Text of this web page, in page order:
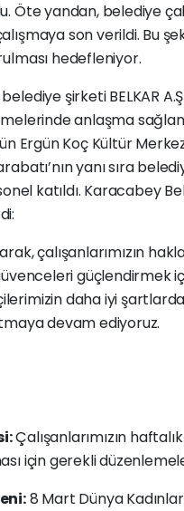
Öte yandan, belediye
son verildi. Bu
hedefleniyor.
şirketi BELKAR
anlaşma
Ergün Koç Kültür
yanı sıra
katıldı. Karacabey
çalışanlarımızın
güçlendirmek
daha iyi
devam ediyoruz.
Çalışanlarımızın
için gerekli
8 Mart Dünya Kadınlar